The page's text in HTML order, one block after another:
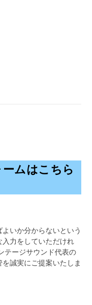
ムはこちら
いか分からないという
力をしていただけれ
ージサウンド代表の
誠実にご提案いたしま